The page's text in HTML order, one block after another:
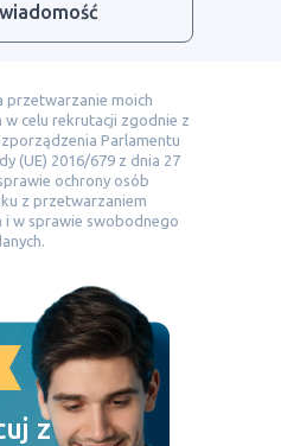
przetwarzanie moich
w celu rekrutacji zgodnie z
Parlamentu
(UE) 2016/679 z dnia 27
ochrony osób
z przetwarzaniem
i w sprawie swobodnego
z